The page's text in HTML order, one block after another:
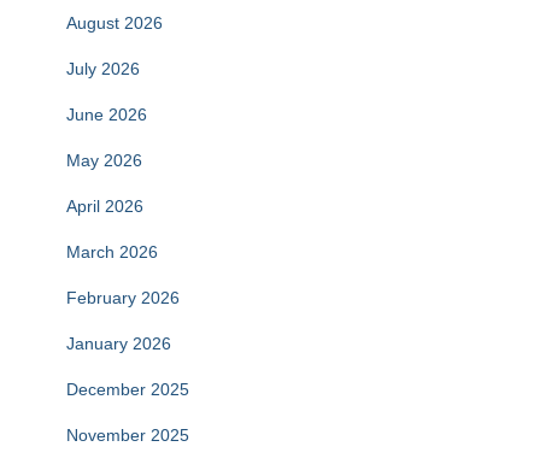
August 2026
July 2026
June 2026
May 2026
April 2026
March 2026
February 2026
January 2026
December 2025
November 2025